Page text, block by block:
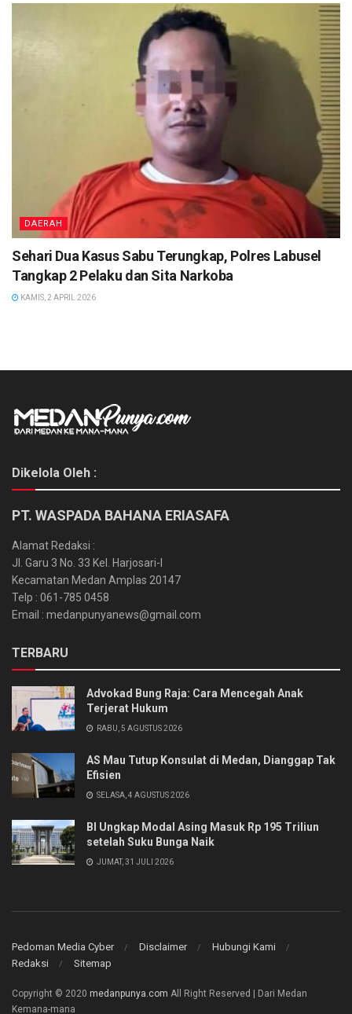
DAERAH
Sehari Dua Kasus Sabu Terungkap, Polres Labusel
Tangkap 2 Pelaku dan Sita Narkoba
KAMIS, 2 APRIL 2026
Dikelola Oleh :
PT. WASPADA BAHANA ERIASAFA
Alamat Redaksi :
Jl. Garu 3 No. 33 Kel. Harjosari-I
Kecamatan Medan Amplas 20147
Telp : 061-785 0458
Email : medanpunyanews@gmail.com
TERBARU
Advokad Bung Raja: Cara Mencegah Anak
Terjerat Hukum
RABU, 5 AGUSTUS 2026
AS Mau Tutup Konsulat di Medan, Dianggap Tak
Efisien
SELASA, 4 AGUSTUS 2026
BI Ungkap Modal Asing Masuk Rp 195 Triliun
setelah Suku Bunga Naik
JUMAT, 31 JULI 2026
Pedoman Media Cyber Disclaimer
Hubungi Kami
Redaksi
Sitemap
Copyright © 2020 medanpunya.com All Right Reserved | Dari Medan
Kemana-mana